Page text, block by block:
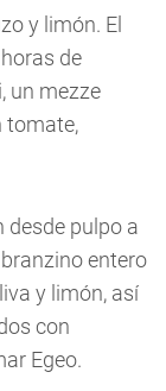
y limón. El
de
un mezze
tomate,
pulpo a
entero
y limón, así
con
Egeo.